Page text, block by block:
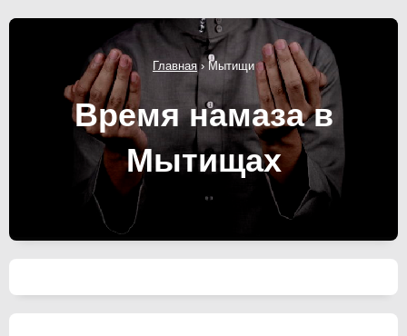
Главная› Мытищи
Время намаза в
Мытищах